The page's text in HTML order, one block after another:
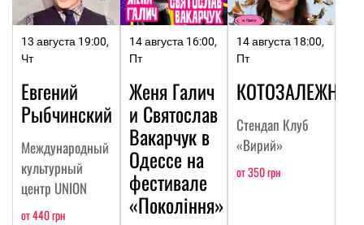
13 августа 19:00,
Чт
Евгений
Рыбчинский
Международный
культурный
центр UNION
от 440 грн
14 августа 16:00,
Пт
Женя Галич
и Святослав
Вакарчук в
Одессе на
фестивале
«Покоління»
14 августа 18:00,
Пт
Стендап Клуб
«Вирий»
от 350 грн